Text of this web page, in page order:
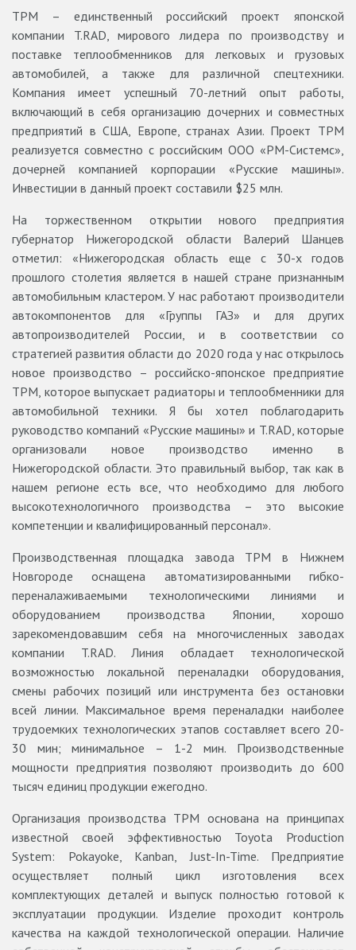
ТРМ – единственный российский проект японской
компании T.RAD, мирового лидера по производству и
поставке теплообменников для легковых и грузовых
автомобилей, а также для различной спецтехники.
Компания имеет успешный 70-летний опыт работы,
включающий в себя организацию дочерних и совместных
предприятий в США, Европе, странах Азии. Проект ТРМ
реализуется совместно с российским ООО «РМ-Системс»,
дочерней компанией корпорации «Русские машины».
Инвестиции в данный проект составили $25 млн.
На торжественном открытии нового предприятия
губернатор Нижегородской области Валерий Шанцев
отметил: «Нижегородская область еще с 30-х годов
прошлого столетия является в нашей стране признанным
автомобильным кластером. У нас работают производители
автокомпонентов для «Группы ГАЗ» и для других
автопроизводителей России, и в соответствии со
стратегией развития области до 2020 года у нас открылось
новое производство – российско-японское предприятие
ТРМ, которое выпускает радиаторы и теплообменники для
автомобильной техники. Я бы хотел поблагодарить
руководство компаний «Русские машины» и T.RAD, которые
организовали новое производство именно в
Нижегородской области. Это правильный выбор, так как в
нашем регионе есть все, что необходимо для любого
высокотехнологичного производства – это высокие
компетенции и квалифицированный персонал».
Производственная площадка завода ТРМ в Нижнем
Новгороде оснащена автоматизированными гибко-
переналаживаемыми технологическими линиями и
оборудованием производства Японии, хорошо
зарекомендовавшим себя на многочисленных заводах
компании T.RAD. Линия обладает технологической
возможностью локальной переналадки оборудования,
смены рабочих позиций или инструмента без остановки
всей линии. Максимальное время переналадки наиболее
трудоемких технологических этапов составляет всего 20-
30 мин; минимальное – 1-2 мин. Производственные
мощности предприятия позволяют производить до 600
тысяч единиц продукции ежегодно.
Организация производства ТРМ основана на принципах
известной своей эффективностью Toyota Production
System: Pokayoke, Kanban, Just-In-Time. Предприятие
осуществляет полный цикл изготовления всех
комплектующих деталей и выпуск полностью готовой к
эксплуатации продукции. Изделие проходит контроль
качества на каждой технологической операции. Наличие